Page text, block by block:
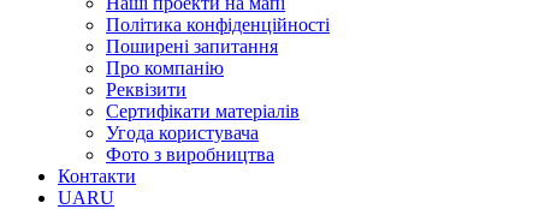
Політика конфіденційності
Поширені запитання
Про компанію
Реквізити
Сертифікати матеріалів
Угода користувача
Фото з виробництва
Контакти
UARU